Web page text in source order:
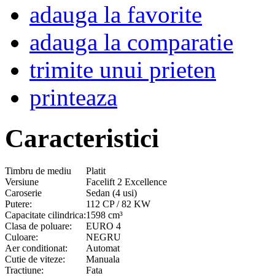
adauga la favorite
adauga la comparatie
trimite unui prieten
printeaza
Caracteristici
Timbru de mediu
Platit
Versiune
Facelift 2 Excellence
Caroserie
Sedan (4 usi)
Putere:
112 CP / 82 KW
Capacitate cilindrica:1598 cm³
Clasa de poluare:
EURO 4
Culoare:
NEGRU
Aer conditionat:
Automat
Cutie de viteze:
Manuala
Tractiune:
Fata